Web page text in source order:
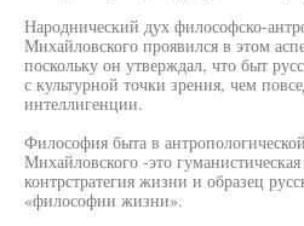
Народнический дух философско-
Михайловского проявился в этом
поскольку он утверждал, что быт
с культурной точки зрения, чем
интеллигенции.
Философия быта в
Михайловского -это
контрстратегия жизни и образец
«философии жизни».